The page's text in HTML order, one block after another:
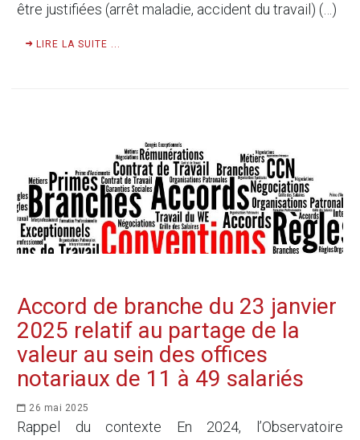
être justifiées (arrêt maladie, accident du travail) (…)
LIRE LA SUITE ...
Accord de branche du 23 janvier
2025 relatif au partage de la
valeur au sein des offices
notariaux de 11 à 49 salariés
26 mai 2025
Rappel du contexte En 2024, l’Observatoire